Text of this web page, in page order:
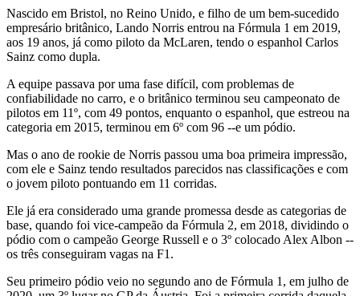
Nascido em Bristol, no Reino Unido, e filho de um bem-sucedido
empresário britânico, Lando Norris entrou na Fórmula 1 em 2019,
aos 19 anos, já como piloto da McLaren, tendo o espanhol Carlos
Sainz como dupla.
A equipe passava por uma fase difícil, com problemas de
confiabilidade no carro, e o britânico terminou seu campeonato de
pilotos em 11º, com 49 pontos, enquanto o espanhol, que estreou na
categoria em 2015, terminou em 6º com 96 --e um pódio.
Mas o ano de rookie de Norris passou uma boa primeira impressão,
com ele e Sainz tendo resultados parecidos nas classificações e com
o jovem piloto pontuando em 11 corridas.
Ele já era considerado uma grande promessa desde as categorias de
base, quando foi vice-campeão da Fórmula 2, em 2018, dividindo o
pódio com o campeão George Russell e o 3º colocado Alex Albon --
os três conseguiram vagas na F1.
Seu primeiro pódio veio no segundo ano de Fórmula 1, em julho de